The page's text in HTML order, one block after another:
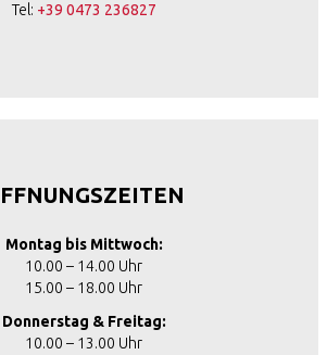
Tel: +39 0473 236827
Montag bis Mittwoch:
10.00 – 14.00 Uhr
15.00 – 18.00 Uhr
Donnerstag & Freitag:
10.00 – 13.00 Uhr